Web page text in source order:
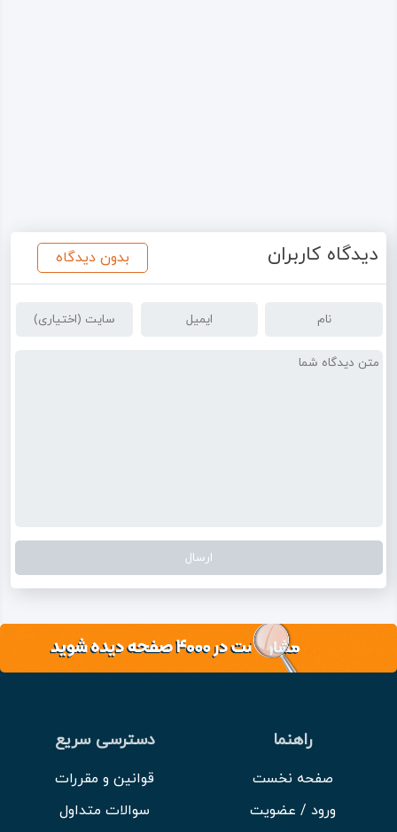
دیدگاه کاربران بدون دیدگاه
راهنما
صفحه نخست
ورود / عضویت
دسترسی سریع
قوانین و مقررات
سوالات متداول